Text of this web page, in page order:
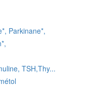
Parkinane*,
TSH,Thy...